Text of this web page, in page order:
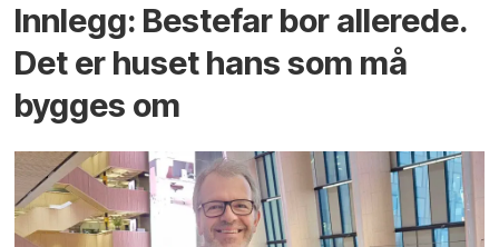
Innlegg: Bestefar bor allerede.
Det er huset hans som må
bygges om